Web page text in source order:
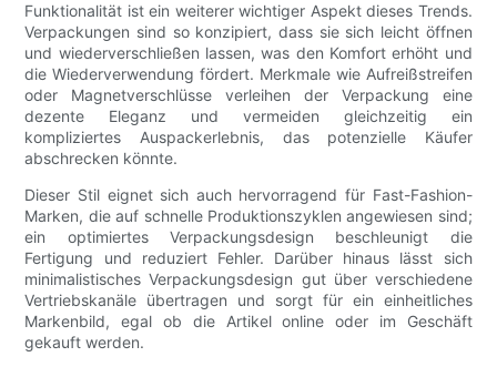
Funktionalität ist ein weiterer wichtiger Aspekt dieses Trends.
Verpackungen sind so konzipiert, dass sie sich leicht öffnen
und wiederverschließen lassen, was den Komfort erhöht und
die Wiederverwendung fördert. Merkmale wie Aufreißstreifen
oder Magnetverschlüsse verleihen der Verpackung eine
dezente Eleganz und vermeiden gleichzeitig ein
kompliziertes Auspackerlebnis, das potenzielle Käufer
abschrecken könnte.
Dieser Stil eignet sich auch hervorragend für Fast-Fashion-
Marken, die auf schnelle Produktionszyklen angewiesen sind;
ein optimiertes Verpackungsdesign beschleunigt die
Fertigung und reduziert Fehler. Darüber hinaus lässt sich
minimalistisches Verpackungsdesign gut über verschiedene
Vertriebskanäle übertragen und sorgt für ein einheitliches
Markenbild, egal ob die Artikel online oder im Geschäft
gekauft werden.